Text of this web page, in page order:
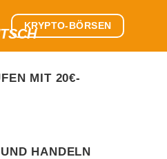
KRYPTO-BÖRSEN
MIT 20€-
HANDELN